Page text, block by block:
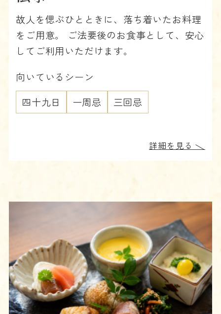
故人を偲ぶひとときに、落ち着いたお料理
をご用意。 ご法要後のお食事として、安心
してご利用いただけます。
向いているシーン
四十九日
一周忌 三回忌
詳細を見る